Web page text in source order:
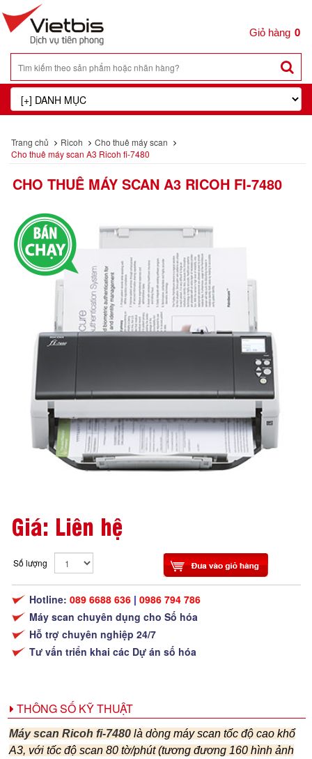
0
Trang chủ Ricoh
Cho thuê máy scan
Cho thuê máy scan A3 Ricoh fi-7480
CHO THUÊ MÁY SCAN A3 RICOH FI-7480
Giá: Liên hệ
Số lượng
Hotline: 089 6688 636 | 0986 794 786
Máy scan chuyên dụng cho Số hóa
Hỗ trợ chuyên nghiệp 24/7
Tư vấn triển khai các Dự án số hóa
THÔNG SỐ KỸ THUẬT
Máy scan Ricoh fi-7480 là dòng máy scan tốc độ cao khổ
A3, với tốc độ scan 80 tờ/phút (tương đương 160 hình ảnh